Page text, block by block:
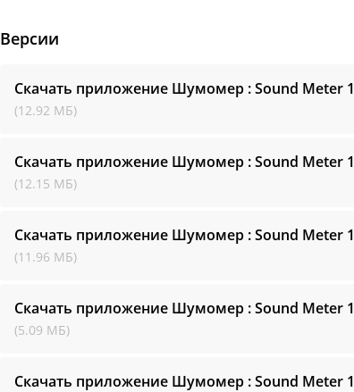
Версии
Скачать приложение Шумомер : Sound Meter
(12.92 МБ)
Скачать приложение Шумомер : Sound Meter
(12.15 МБ)
Скачать приложение Шумомер : Sound Meter
(11.96 МБ)
Скачать приложение Шумомер : Sound Meter
(5.09 МБ)
Скачать приложение Шумомер : Sound Meter